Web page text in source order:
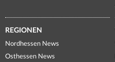
REGIONEN
Nordhessen News
Osthessen News